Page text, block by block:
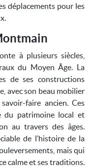
déplacements pour les
à plusieurs siècles,
du Moyen Âge. La
de ses constructions
avec son beau mobilier
faire ancien. Ces
du patrimoine local et
au travers des âges.
de l’histoire de la
mais qui
calme et ses traditions.